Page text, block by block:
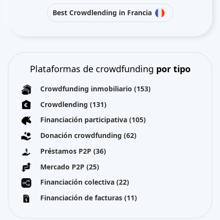
Best Crowdlending in Francia
Plataformas de crowdfunding por tipo
Crowdfunding inmobiliario (153)
Crowdlending (131)
Financiación participativa (105)
Donación crowdfunding (62)
Préstamos P2P (36)
Mercado P2P (25)
Financiación colectiva (22)
Financiación de facturas (11)